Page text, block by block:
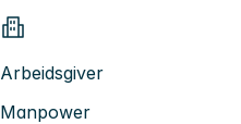
Arbeidsgiver
Manpower